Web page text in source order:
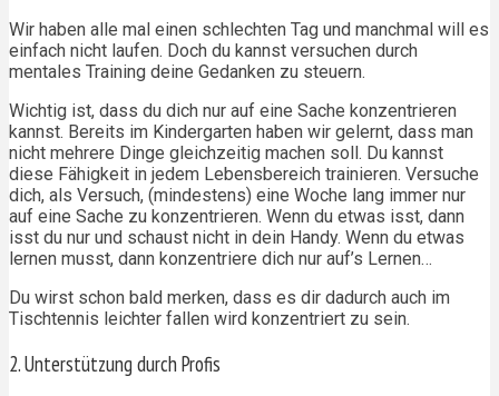
Wir haben alle mal einen schlechten Tag und manchmal will es
einfach nicht laufen. Doch du kannst versuchen durch
mentales Training deine Gedanken zu steuern.
Wichtig ist, dass du dich nur auf eine Sache konzentrieren
kannst. Bereits im Kindergarten haben wir gelernt, dass man
nicht mehrere Dinge gleichzeitig machen soll. Du kannst
diese Fähigkeit in jedem Lebensbereich trainieren. Versuche
dich, als Versuch, (mindestens) eine Woche lang immer nur
auf eine Sache zu konzentrieren. Wenn du etwas isst, dann
isst du nur und schaust nicht in dein Handy. Wenn du etwas
lernen musst, dann konzentriere dich nur auf’s Lernen…
Du wirst schon bald merken, dass es dir dadurch auch im
Tischtennis leichter fallen wird konzentriert zu sein.
2. Unterstützung durch Profis